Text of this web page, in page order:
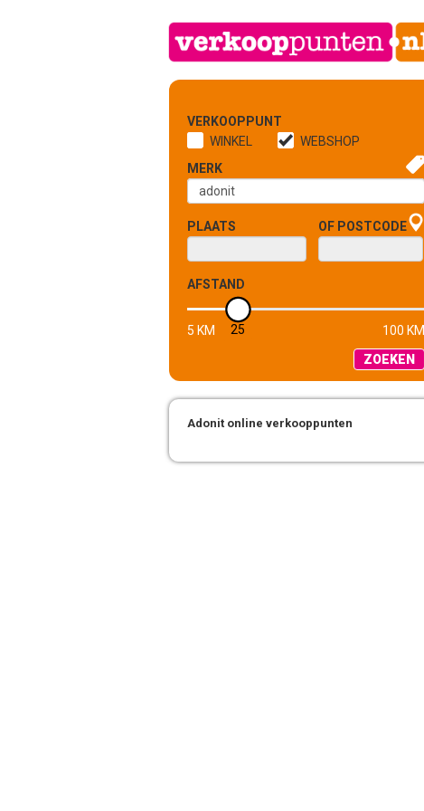
VERKOOPPUNT
WINKEL
WEBSHOP
MERK
PLAATS OF POSTCODE
AFSTAND
5 KM 25
100 KM
ZOEKEN
Adonit online verkooppunten